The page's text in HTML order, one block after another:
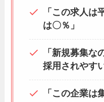
「この求人は
は〇％」
「新規募集な
採用されやすい
「この企業は